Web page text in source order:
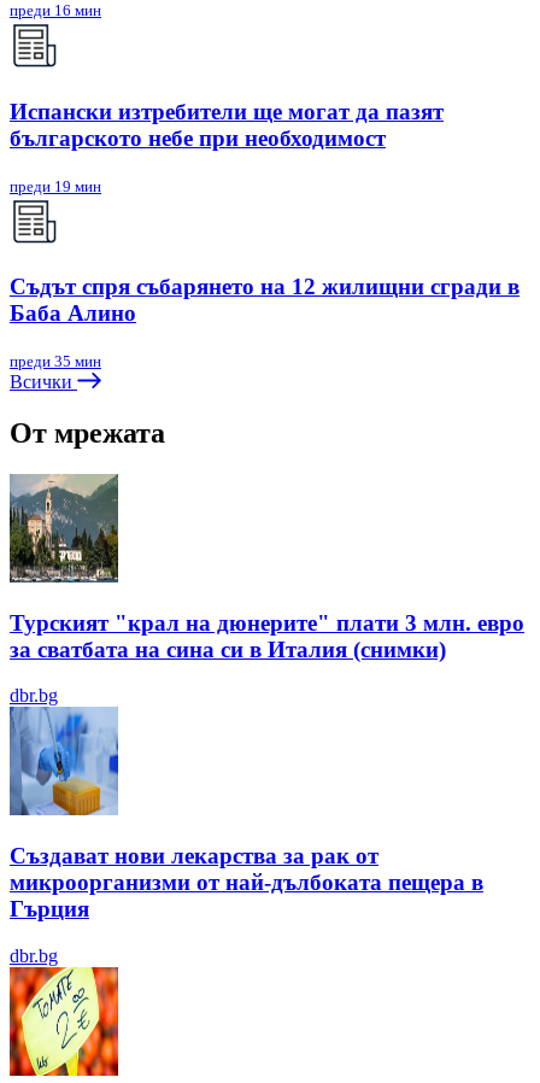
преди 16 мин
Испански изтребители ще могат да пазят
българското небе при необходимост
преди 19 мин
Съдът спря събарянето на 12 жилищни сгради в
Баба Алино
преди 35 мин
Всички
От мрежата
Турският "крал на дюнерите" плати 3 млн. евро
за сватбата на сина си в Италия (снимки)
dbr.bg
Създават нови лекарства за рак от
микроорганизми от най-дълбоката пещера в
Гърция
dbr.bg